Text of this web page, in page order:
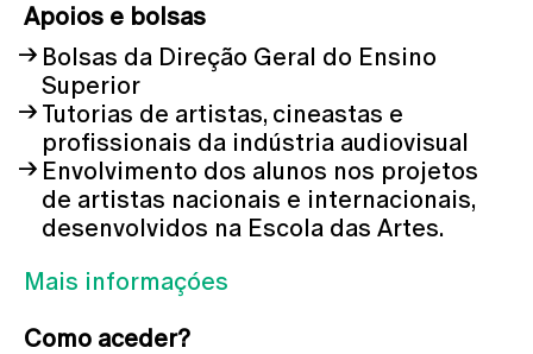
Apoios e bolsas
Bolsas da Direção Geral do Ensino
Superior
Tutorias de artistas, cineastas e
profissionais da indústria audiovisual
Envolvimento dos alunos nos projetos
de artistas nacionais e internacionais,
desenvolvidos na Escola das Artes.
Mais informaçóes
Como aceder?